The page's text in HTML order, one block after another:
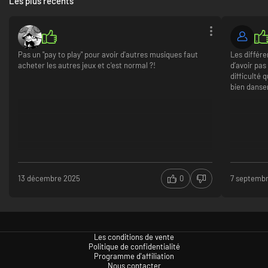
Pas un "pay to play" pour avoir d'autres musiques faut
acheter les autres jeux et c'est normal ?!
13 décembre 2025 0
Les
d’avoir
difficulté
bien
7
Les conditions de vente
Politique de confidentialité
Programme d'affiliation
Nous contacter